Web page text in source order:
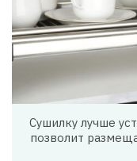
Сушилку лучше
позволит